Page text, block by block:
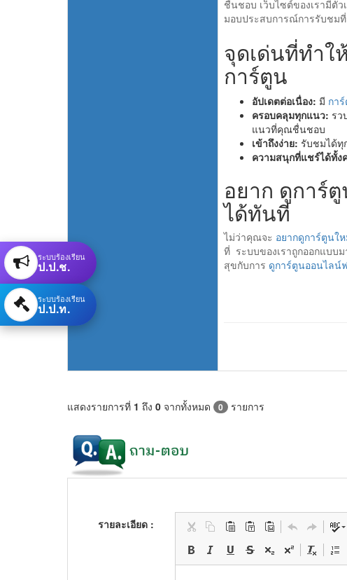
ชื่นชอบ เว็บไซต์ของเรามีตั
มอบประสบการณ์การรับชม
จุดเด่นที่ทำใ
การ์ตูน
อัปเดตต่อเนื่อง: มี กา
ครอบคลุมทุกแนว: รว
แนวที่คุณชื่นชอบ
เข้าถึงง่าย: รับชมได้ทุ
ความสนุกที่แชร์ได้ทั้ง
อยาก ดูการ์
ได้ทันที
ไม่ว่าคุณจะ อยากดูการ์ตูนให
ที่ ระบบของเราถูกออกแบบม
สุขกับการ ดูการ์ตูนออนไลน์
แสดงรายการที่ 1 ถึง 0 จากทั้งหมด 0 รายการ
รายละเอียด :
ระบบร้องเรียน
ป.ป.ช.
ระบบร้องเรียน
ป.ป.ท.